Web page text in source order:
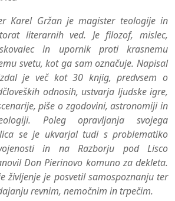
Karel Gržan je magister teologije in
literarnih ved. Je filozof, mislec,
in upornik proti krasnemu
svetu, kot ga sam označuje. Napisal
je več kot 30 knjig, predvsem o
odnosih, ustvarja ljudske igre,
piše o zgodovini, astronomiji in
Poleg opravljanja svojega
se je ukvarjal tudi s problematiko
in na Razborju pod Lisco
Don Pierinovo komuno za dekleta.
življenje je posvetil samospoznanju ter
revnim, nemočnim in trpečim.